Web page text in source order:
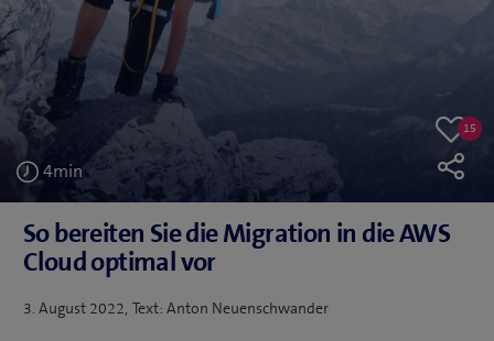
Like
15
15
4min
So bereiten Sie die Migration in die AWS
Cloud optimal vor
Veröffentlicht
3. August 2022 Text: Anton Neuenschwander